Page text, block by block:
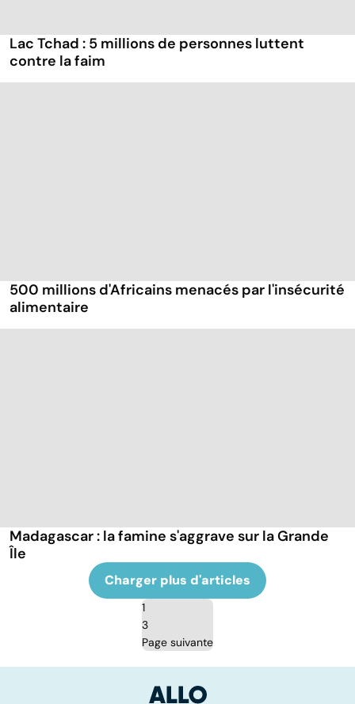
Lac Tchad : 5 millions de personnes luttent
contre la faim
500 millions d'Africains menacés par l'insécurité
alimentaire
Madagascar : la famine s'aggrave sur la Grande
Île
Charger plus d'articles
1
3
Page suivante